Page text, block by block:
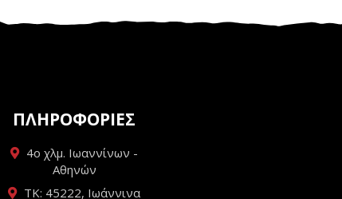
ΠΛΗΡΟΦΟΡΙΕΣ
4ο χλμ. Ιωαννίνων -
Αθηνών
ΤΚ: 45222, Ιωάννινα